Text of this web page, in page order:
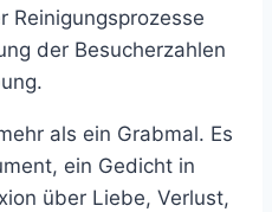
Reinigungsprozesse
der Besucherzahlen
als ein Grabmal. Es
ein Gedicht in
über Liebe, Verlust,